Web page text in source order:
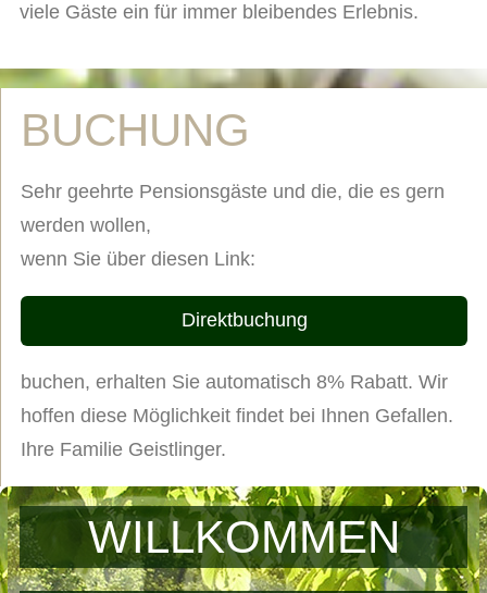
viele Gäste ein für immer bleibendes Erlebnis.
BUCHUNG
Sehr geehrte Pensionsgäste und die, die es gern
werden wollen,
wenn Sie über diesen Link:
Direktbuchung
buchen, erhalten Sie automatisch 8% Rabatt. Wir
hoffen diese Möglichkeit findet bei Ihnen Gefallen.
Ihre Familie Geistlinger.
WILLKOMMEN